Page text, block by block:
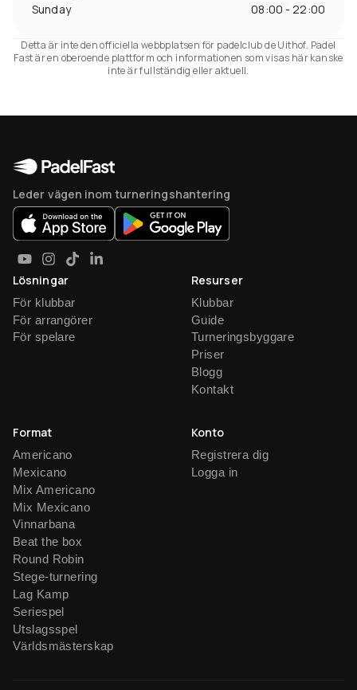
Sunday
08:00 - 22:00
Detta är inte den officiella webbplatsen för padelclub de Uithof. Padel
Fast är en oberoende plattform och informationen som visas här kanske
inte är fullständig eller aktuell.
Leder vägen inom turneringshantering
Lösningar
För klubbar
För arrangörer
För spelare
Resurser
Klubbar
Guide
Turneringsbyggare
Priser
Blogg
Kontakt
Format
Americano
Mexicano
Mix Americano
Mix Mexicano
Vinnarbana
Beat the box
Round Robin
Stege-turnering
Lag Kamp
Seriespel
Utslagsspel
Världsmästerskap
Konto
Registrera dig
Logga in